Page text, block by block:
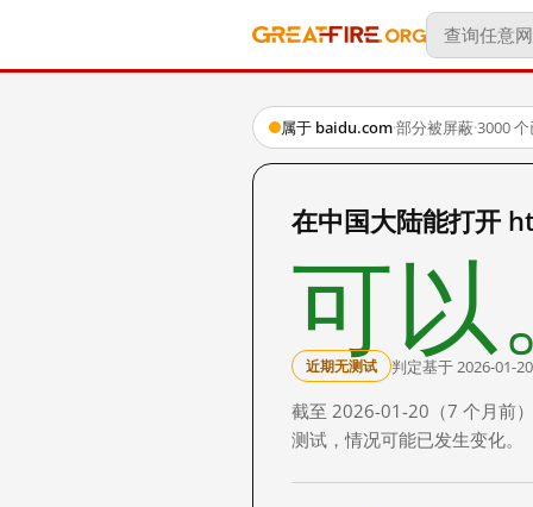
属于 baidu.com·部分被屏蔽·3000
在中国大陆能打开
可以
近期无测试 判定基于 2026-01-
截至 2026-01-20（7 个月前
测试，情况可能已发生变化。